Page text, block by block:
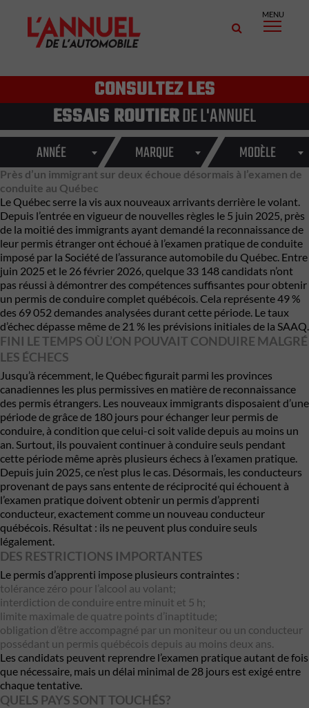
MENU
CONSULTEZ LES
ESSAIS ROUTIERDE L'ANNUEL
ANNÉE MARQUE MODÈLE
Près d’un immigrant sur deux échoue désormais à l’examen de
conduite au Québec
Le Québec serre la vis aux nouveaux arrivants derrière le volant.
Depuis l’entrée en vigueur de nouvelles règles le 5 juin 2025, près
de la moitié des immigrants ayant demandé la reconnaissance de
leur permis étranger ont échoué à l’examen pratique de conduite
imposé par la Société de l’assurance automobile du Québec. Entre
juin 2025 et le 26 février 2026, quelque 33 148 candidats n’ont
pas réussi à démontrer des compétences suffisantes pour obtenir
un permis de conduire complet québécois. Cela représente 49 %
des 69 052 demandes analysées durant cette période. Le taux
d’échec dépasse même de 21 % les prévisions initiales de la SAAQ.
FINI LE TEMPS OÙ L’ON POUVAIT CONDUIRE MALGRÉ
LES ÉCHECS
Jusqu’à récemment, le Québec figurait parmi les provinces
canadiennes les plus permissives en matière de reconnaissance
des permis étrangers. Les nouveaux immigrants disposaient d’une
période de grâce de 180 jours pour échanger leur permis de
conduire, à condition que celui-ci soit valide depuis au moins un
an. Surtout, ils pouvaient continuer à conduire seuls pendant
cette période même après plusieurs échecs à l’examen pratique.
Depuis juin 2025, ce n’est plus le cas. Désormais, les conducteurs
provenant de pays sans entente de réciprocité qui échouent à
l’examen pratique doivent obtenir un permis d’apprenti
conducteur, exactement comme un nouveau conducteur
québécois. Résultat : ils ne peuvent plus conduire seuls
légalement.
DES RESTRICTIONS IMPORTANTES
Le permis d’apprenti impose plusieurs contraintes :
tolérance zéro pour l’alcool au volant;
interdiction de conduire entre minuit et 5 h;
limite maximale de quatre points d’inaptitude;
obligation d’être accompagné par un moniteur ou un conducteur
possédant un permis québécois depuis au moins deux ans.
Les candidats peuvent reprendre l’examen pratique autant de fois
que nécessaire, mais un délai minimal de 28 jours est exigé entre
chaque tentative.
QUELS PAYS SONT TOUCHÉS?